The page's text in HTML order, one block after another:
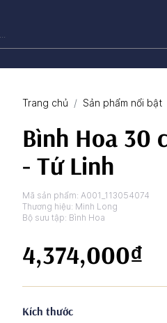
Trang chủ Sản phẩm nổi bật
Bình Hoa 30
- Tứ Linh
Mã sản phẩm:A001_113054074
Thương hiệu: Minh Long
Bộ sưu tập: Bình Hoa
4,374,000₫
Kích thước